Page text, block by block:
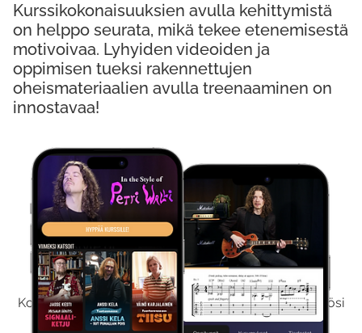
Kokeile Ilmaiseksi
Kokeilemalla ilmaiseksi saat koko sisältömme käyttöösi
viikon ajaksi.
Kurssikokonaisuuksien avulla kehittymistä
on helppo seurata, mikä tekee etenemisestä
motivoivaa. Lyhyiden videoiden ja
oppimisen tueksi rakennettujen
oheismateriaalien avulla treenaaminen on
innostavaa!